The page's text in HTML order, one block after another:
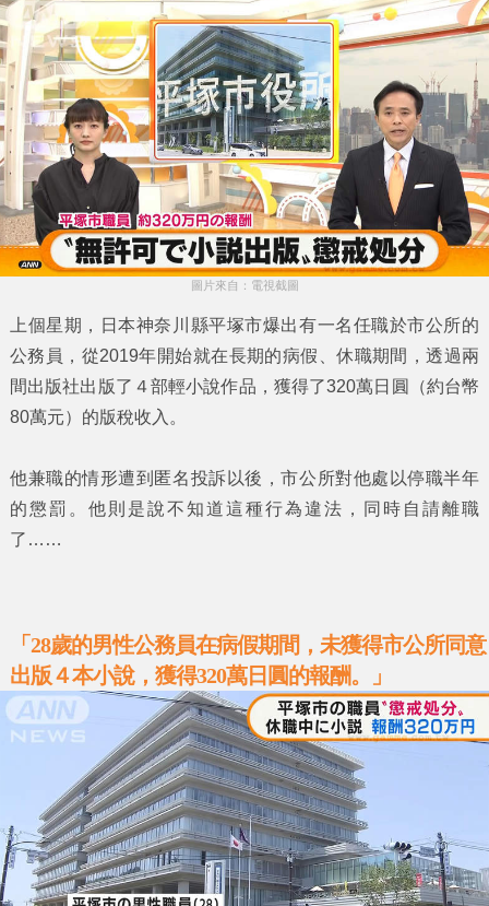
圖片來自：電視截圖
上個星期，日本神奈川縣平塚市爆出有一名任職於市公所的
公務員，從2019年開始就在長期的病假、休職期間，透過兩
間出版社出版了４部輕小說作品，獲得了320萬日圓
（約台幣
80萬元）的版稅收入。
他兼職的情形遭到匿名投訴以後，市公所對他處以停職半年
的懲罰。他則是說不知道這種行為違法，同時自請離職
了……
「28歲的男性公務員在病假期間，未獲得市公所同意
出版４本小說，獲得320萬日圓的報酬。」